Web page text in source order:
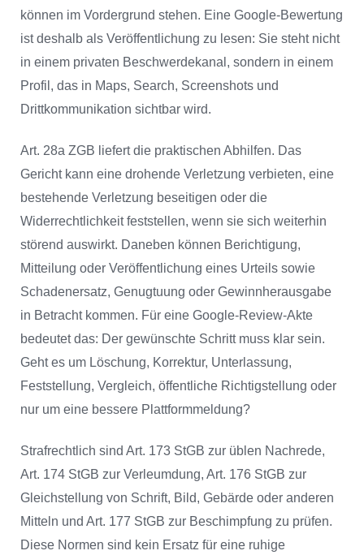
können im Vordergrund stehen. Eine Google-Bewertung
ist deshalb als Veröffentlichung zu lesen: Sie steht nicht
in einem privaten Beschwerdekanal, sondern in einem
Profil, das in Maps, Search, Screenshots und
Drittkommunikation sichtbar wird.
Art. 28a ZGB liefert die praktischen Abhilfen. Das
Gericht kann eine drohende Verletzung verbieten, eine
bestehende Verletzung beseitigen oder die
Widerrechtlichkeit feststellen, wenn sie sich weiterhin
störend auswirkt. Daneben können Berichtigung,
Mitteilung oder Veröffentlichung eines Urteils sowie
Schadenersatz, Genugtuung oder Gewinnherausgabe
in Betracht kommen. Für eine Google-Review-Akte
bedeutet das: Der gewünschte Schritt muss klar sein.
Geht es um Löschung, Korrektur, Unterlassung,
Feststellung, Vergleich, öffentliche Richtigstellung oder
nur um eine bessere Plattformmeldung?
Strafrechtlich sind Art. 173 StGB zur üblen Nachrede,
Art. 174 StGB zur Verleumdung, Art. 176 StGB zur
Gleichstellung von Schrift, Bild, Gebärde oder anderen
Mitteln und Art. 177 StGB zur Beschimpfung zu prüfen.
Diese Normen sind kein Ersatz für eine ruhige